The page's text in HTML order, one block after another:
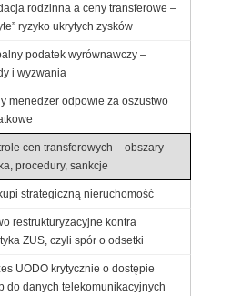
rodzinna a ceny transferowe –
ryzyko ukrytych zysków
podatek wyrównawczy –
i wyzwania
menedżer odpowie za oszustwo
cen transferowych – obszary
procedury, sankcje
strategiczną nieruchomość
restrukturyzacyjne kontra
ZUS, czyli spór o odsetki
UODO krytycznie o dostępie
do danych telekomunikacyjnych